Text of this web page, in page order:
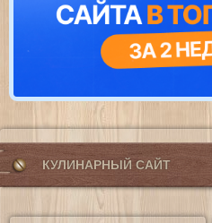
КУЛИНАРНЫЙ САЙТ